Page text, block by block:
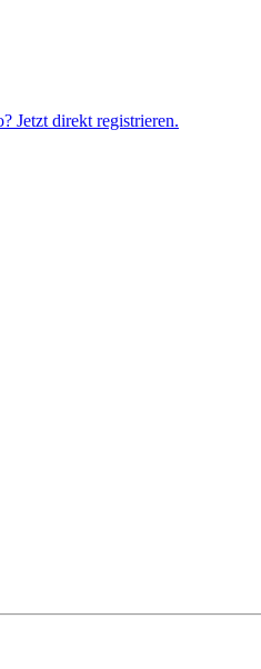
Jetzt direkt registrieren.